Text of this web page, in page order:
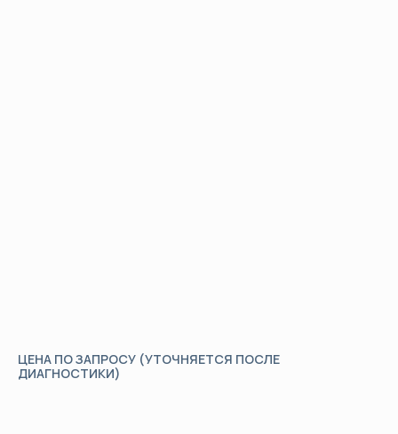
ЦЕНА ПО ЗАПРОСУ (УТОЧНЯЕТСЯ ПОСЛЕ
ДИАГНОСТИКИ)